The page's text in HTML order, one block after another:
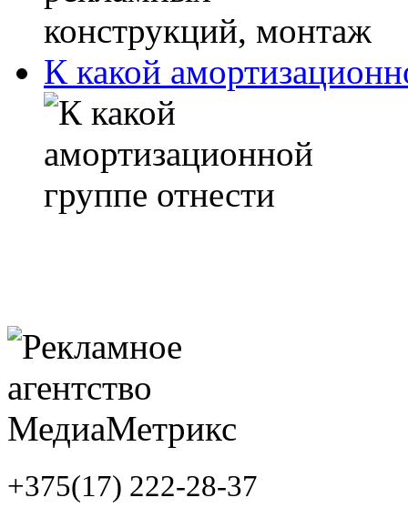
К какой
+375(17) 222-28-37